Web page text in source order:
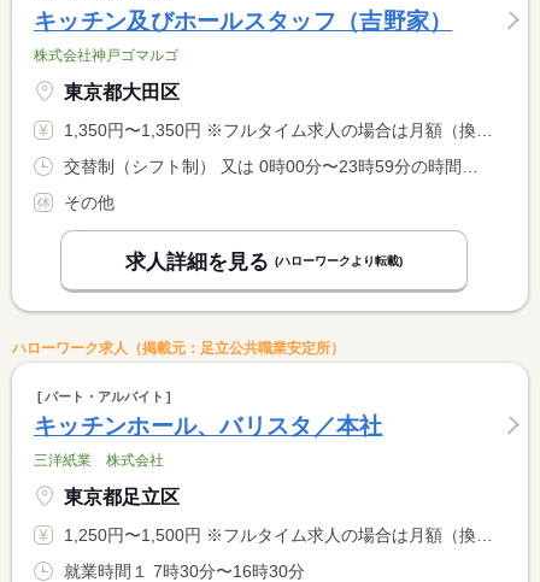
キッチン及びホールスタッフ（吉野家）
株式会社神戸ゴマルゴ
東京都大田区
1,350円〜1,350円 ※フルタイム求人の場合は月額（換算額）、パート求人の場合は時間額を表示しています。
その他
求人詳細を見る (ハローワークより転載)
ハローワーク求人（掲載元：足立公共職業安定所）
パート・アルバイト
キッチンホール、バリスタ／本社
三洋紙業 株式会社
東京都足立区
1,250円〜1,500円 ※フルタイム求人の場合は月額（換算額）、パート求人の場合は時間額を表示しています。
就業時間１ 7時30分〜16時30分